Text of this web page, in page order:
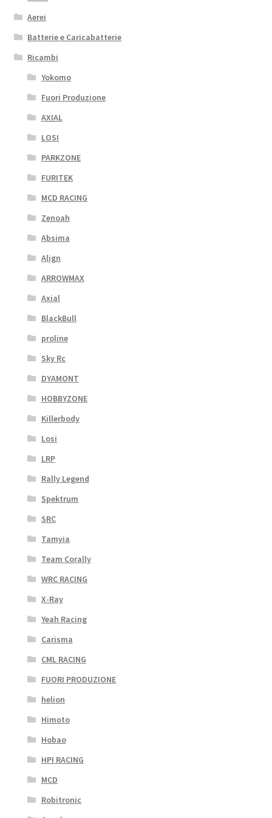
Aerei
Batterie e Caricabatterie
Ricambi
Yokomo
Fuori Produzione
AXIAL
LOSI
PARKZONE
FURITEK
MCD RACING
Zenoah
Absima
Align
ARROWMAX
Axial
BlackBull
proline
Sky Rc
DYAMONT
HOBBYZONE
Killerbody
Losi
LRP
Rally Legend
Spektrum
SRC
Tamyia
Team Corally
WRC RACING
X-Ray
Yeah Racing
Carisma
CML RACING
FUORI PRODUZIONE
helion
Himoto
Hobao
HPI RACING
MCD
Robitronic